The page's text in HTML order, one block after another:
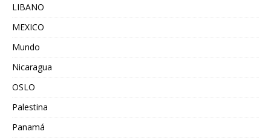
LIBANO
MEXICO
Mundo
Nicaragua
OSLO
Palestina
Panamá